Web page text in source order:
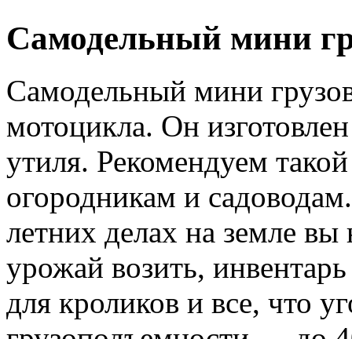
Самодельный мини
Самодельный мини
мотоцикла. Он
утиля. Рекомендуем
огородникам и
летних делах на земле
урожай возить,
для кроликов и все, что